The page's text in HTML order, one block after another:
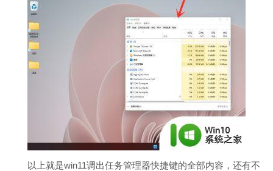
以上就是win11调出任务管理器快捷键的全部内容，还有不